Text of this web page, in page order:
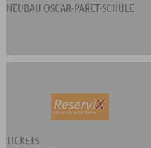
NEUBAU OSCAR-PARET-SCHULE
TICKETS